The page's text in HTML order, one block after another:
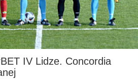
IV Lidze. Concordia